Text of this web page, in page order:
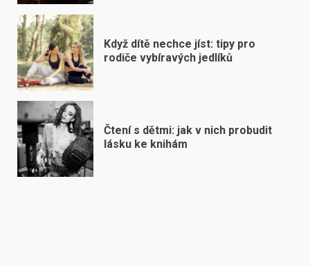
Když dítě nechce jíst: tipy pro
rodiče vybíravých jedlíků
Čtení s dětmi: jak v nich probudit
lásku ke knihám